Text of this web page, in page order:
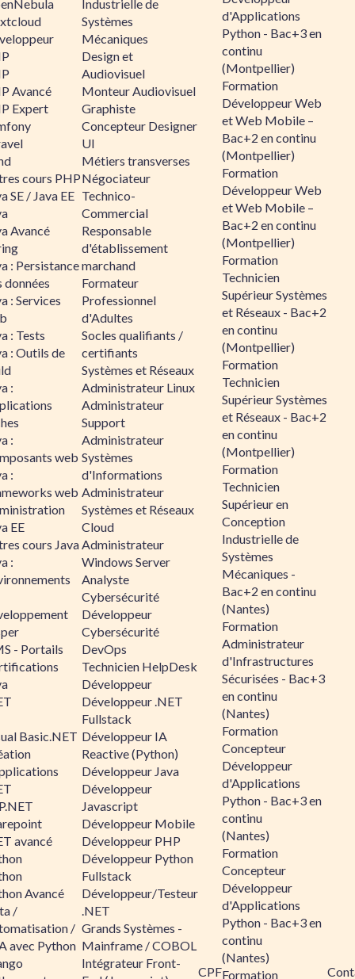
Avancé
Expert
cours PHP
SE / Java EE
Avancé
: Persistance
données
: Services
: Tests
: Outils de
:
:
web
:
web
EE
cours Java
:
- Portails
Basic.NET
avancé
Avancé
/
/
avec Python
Industrielle de
Systèmes
Mécaniques
Design et
Audiovisuel
Monteur Audiovisuel
Graphiste
Concepteur Designer
UI
Métiers transverses
Négociateur
Technico-
Commercial
Responsable
d'établissement
marchand
Formateur
Professionnel
d'Adultes
Socles qualifiants /
certifiants
Systèmes et Réseaux
Administrateur Linux
Administrateur
Support
Administrateur
Systèmes
d'Informations
Administrateur
Systèmes et Réseaux
Cloud
Administrateur
Windows Server
Analyste
Cybersécurité
Développeur
Cybersécurité
DevOps
Technicien HelpDesk
Développeur
Développeur .NET
Fullstack
Développeur IA
Reactive (Python)
Développeur Java
Développeur
Javascript
Développeur Mobile
Développeur PHP
Développeur Python
Fullstack
Développeur/Testeur
.NET
Grands Systèmes -
Mainframe / COBOL
Intégrateur Front-
CPF
d'Applications
Python - Bac+3 en
continu
(Montpellier)
Formation
Développeur Web
et Web Mobile –
Bac+2 en continu
(Montpellier)
Formation
Développeur Web
et Web Mobile –
Bac+2 en continu
(Montpellier)
Formation
Technicien
Supérieur Systèmes
et Réseaux - Bac+2
en continu
(Montpellier)
Formation
Technicien
Supérieur Systèmes
et Réseaux - Bac+2
en continu
(Montpellier)
Formation
Technicien
Supérieur en
Conception
Industrielle de
Systèmes
Mécaniques -
Bac+2 en continu
(Nantes)
Formation
Administrateur
d'Infrastructures
Sécurisées - Bac+3
en continu
(Nantes)
Formation
Concepteur
Développeur
d'Applications
Python - Bac+3 en
continu
(Nantes)
Formation
Concepteur
Développeur
d'Applications
Python - Bac+3 en
continu
(Nantes)
Formation